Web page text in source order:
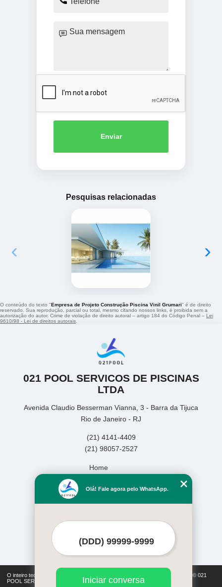
Enviar
Pesquisas relacionadas
‹ ›
O conteúdo do texto "Empresa de Projeto Construção Piscina Vinil Grumari" é de direito
reservado. Sua reprodução, parcial ou total, mesmo citando nossos links, é proibida sem a
autorização do autor. Crime de violação de direito autoral – artigo 184 do Código Penal – Lei
9610/98 - Lei de direitos autorais
021 POOL SERVICOS DE PISCINAS
LTDA
Avenida Claudio Besserman Vianna, 3 - Barra da Tijuca
Rio de Janeiro - RJ
(21) 4141-4409
(21) 98057-2527
Home
Missão
O inteiro teor deste site está sujeito à proteção de direitos autorais. Copyright© 021
POOL SERVICOS DE PISCINAS LTDA (Lei 9610 de 19/02/1998)
Olá! Fale agora pelo WhatsApp.
Iniciar conversa